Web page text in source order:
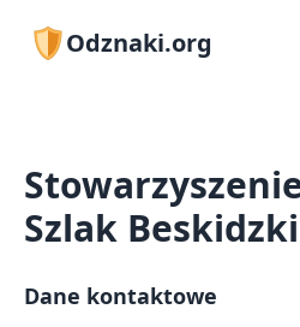
Odznaki.org
Szlak Beskidzki
Dane kontaktowe